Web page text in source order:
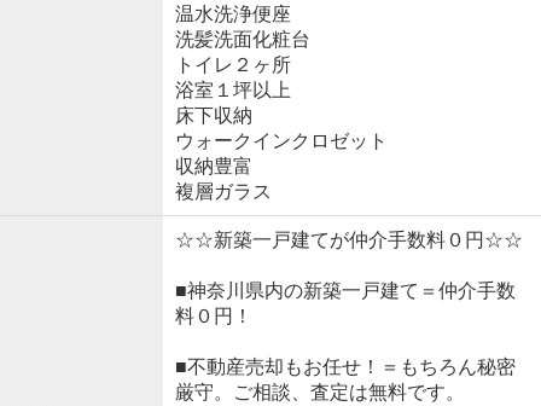
温水洗浄便座
洗髪洗面化粧台
トイレ２ヶ所
浴室１坪以上
床下収納
ウォークインクロゼット
収納豊富
複層ガラス
☆☆新築一戸建てが仲介手数料０円☆☆
■神奈川県内の新築一戸建て＝仲介手数
料０円！
■不動産売却もお任せ！＝もちろん秘密
厳守。ご相談、査定は無料です。